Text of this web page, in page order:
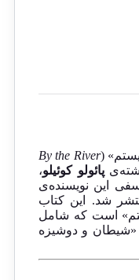
(
By the River
پائولو کوئیلو،
این نویسنده‌ی
که در سال ۱۹۹۴ منتشر شد. این کتاب
است که شامل
«شیطان و دوشیزه